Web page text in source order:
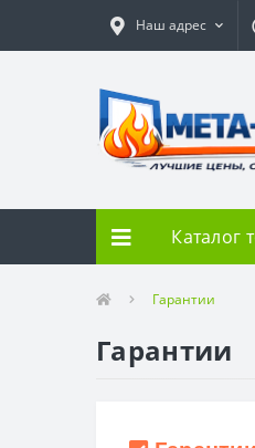
Наш адрес
Каталог
Гарантии
Гарантии